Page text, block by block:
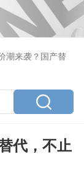
潮来袭？国产替
代，不止